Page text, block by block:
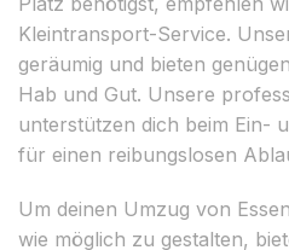
Kleintransport-Service.
geräumig und bieten
Hab und Gut. Unsere
unterstützen dich beim Ein-
für einen reibungslosen
Um deinen Umzug von
wie möglich zu gestalten,